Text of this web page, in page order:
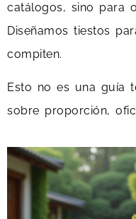
catálogos, sino para
Diseñamos tiestos
compiten.
Esto no es una guía
sobre proporción,